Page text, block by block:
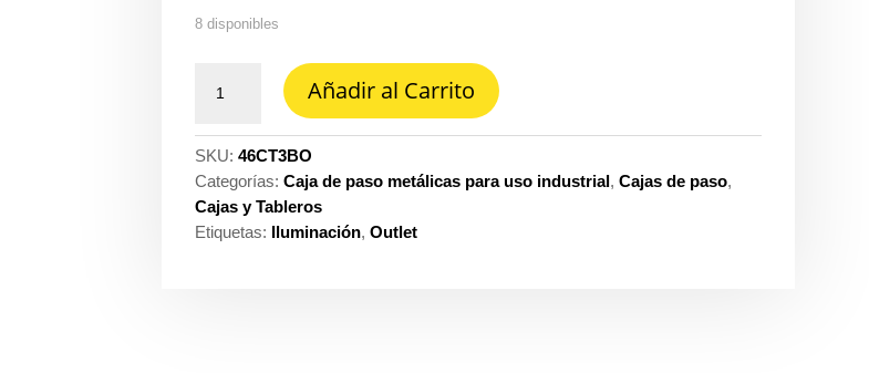
8 disponibles
3CT
Legrand
grl-
industrial
Añadir al Carrito
SKU:46CT3BO
Categorías:Caja de paso metálicas para uso industrial,Cajas de paso,
Cajas y Tableros
Etiquetas: Iluminación,Outlet